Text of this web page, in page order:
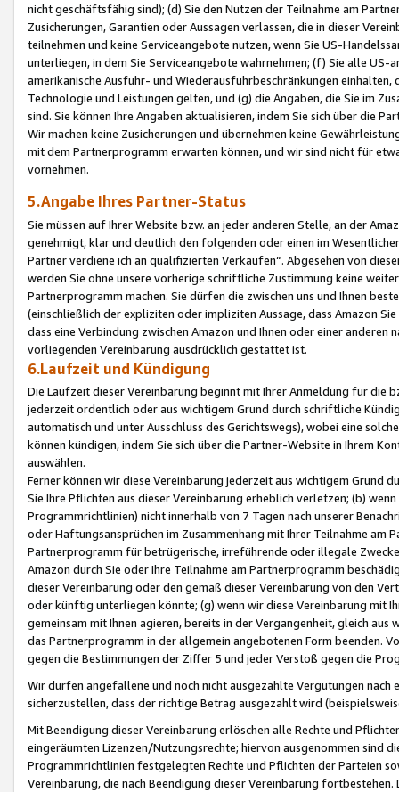
nicht geschäftsfähig sind); (d) Sie den Nutzen der Teilnahme am
Zusicherungen, Garantien oder Aussagen verlassen, die in dieser
teilnehmen und keine Serviceangebote nutzen, wenn Sie US-
unterliegen, in dem Sie Serviceangebote wahrnehmen; (f) Sie alle
amerikanische Ausfuhr- und Wiederausfuhrbeschränkungen
Technologie und Leistungen gelten, und (g) die Angaben, die Sie im
sind. Sie können Ihre Angaben aktualisieren, indem Sie sich über die
Wir machen keine Zusicherungen und übernehmen keine
mit dem Partnerprogramm erwarten können, und wir sind nicht für
vornehmen.
5.Angabe Ihres Partner-Status
Sie müssen auf Ihrer Website bzw. an jeder anderen Stelle, an der
genehmigt, klar und deutlich den folgenden oder einen im
Partner verdiene ich an qualifizierten Verkäufen“. Abgesehen von
werden Sie ohne unsere vorherige schriftliche Zustimmung keine
Partnerprogramm machen. Sie dürfen die zwischen uns und Ihnen
(einschließlich der expliziten oder impliziten Aussage, dass Amazon
dass eine Verbindung zwischen Amazon und Ihnen oder einer
vorliegenden Vereinbarung ausdrücklich gestattet ist.
6.Laufzeit und Kündigung
Die Laufzeit dieser Vereinbarung beginnt mit Ihrer Anmeldung für die
jederzeit ordentlich oder aus wichtigem Grund durch schriftliche
automatisch und unter Ausschluss des Gerichtswegs), wobei eine
können kündigen, indem Sie sich über die Partner-Website in Ihrem
auswählen.
Ferner können wir diese Vereinbarung jederzeit aus wichtigem Grund
Sie Ihre Pflichten aus dieser Vereinbarung erheblich verletzen; (b)
Programmrichtlinien) nicht innerhalb von 7 Tagen nach unserer
oder Haftungsansprüchen im Zusammenhang mit Ihrer Teilnahme am
Partnerprogramm für betrügerische, irreführende oder illegale
Amazon durch Sie oder Ihre Teilnahme am Partnerprogramm
dieser Vereinbarung oder den gemäß dieser Vereinbarung von den
oder künftig unterliegen könnte; (g) wenn wir diese Vereinbarung mit
gemeinsam mit Ihnen agieren, bereits in der Vergangenheit, gleich
das Partnerprogramm in der allgemein angebotenen Form beenden.
gegen die Bestimmungen der Ziffer 5 und jeder Verstoß gegen die
Wir dürfen angefallene und noch nicht ausgezahlte Vergütungen
sicherzustellen, dass der richtige Betrag ausgezahlt wird
Mit Beendigung dieser Vereinbarung erlöschen alle Rechte und
eingeräumten Lizenzen/Nutzungsrechte; hiervon ausgenommen sind
Programmrichtlinien festgelegten Rechte und Pflichten der Parteien
Vereinbarung, die nach Beendigung dieser Vereinbarung